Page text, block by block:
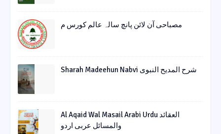
مصباحی آن لائن پانچ سالہ عالم کورس م
Sharah Madeehun Nabvi شرح المدیح النبوی
Al Aqaid Wal Masail Arabi Urdu العقائد
والمسائل عربی اردو